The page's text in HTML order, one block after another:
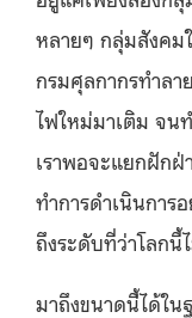
หลายๆ กลุ่มสังคม
กรมศุลกากรทำล
ไฟใหม่มาเติม จน
เราพอจะแยกฝัก
ทำการดำเนินการ
ถึงระดับที่ว่าโลก
มาถึงขนาดนี้่ได้ใน